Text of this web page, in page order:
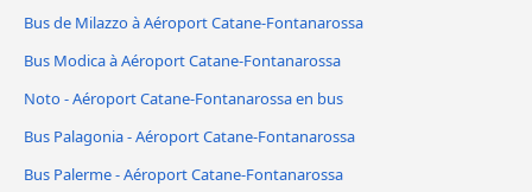
Bus de Milazzo à Aéroport Catane-Fontanarossa
Bus Modica à Aéroport Catane-Fontanarossa
Noto - Aéroport Catane-Fontanarossa en bus
Bus Palagonia - Aéroport Catane-Fontanarossa
Bus Palerme - Aéroport Catane-Fontanarossa